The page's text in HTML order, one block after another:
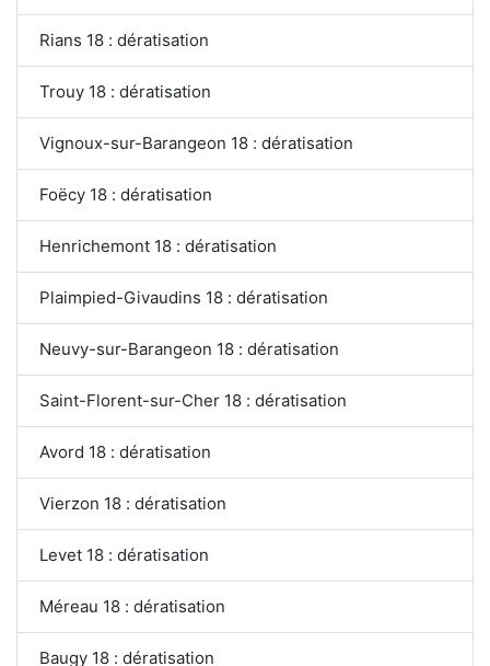
Rians 18 : dératisation
Trouy 18 : dératisation
Vignoux-sur-Barangeon 18 : dératisation
Foëcy 18 : dératisation
Henrichemont 18 : dératisation
Plaimpied-Givaudins 18 : dératisation
Neuvy-sur-Barangeon 18 : dératisation
Saint-Florent-sur-Cher 18 : dératisation
Avord 18 : dératisation
Vierzon 18 : dératisation
Levet 18 : dératisation
Méreau 18 : dératisation
Baugy 18 : dératisation